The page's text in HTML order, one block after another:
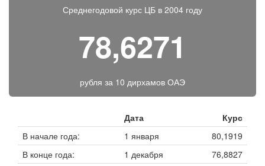
Среднегодовой курс ЦБ в 2004 году
78,6271
рубля за 10 дирхамов ОАЭ
Дата
Курс
В начале года:
1 января
80,1919
В конце года:
1 декабря
76,8827